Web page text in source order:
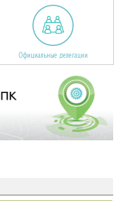
Официальные делегации